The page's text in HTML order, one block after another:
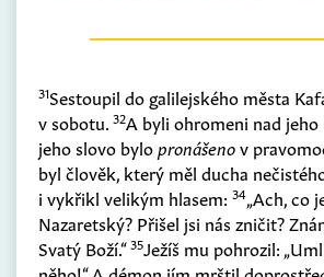
31Sestoupil do galilejského města
v sobotu. 32A byli ohromeni nad
jeho slovo bylopronášenov
byl člověk, který měl ducha
i vykřikl velikým hlasem: 34„Ach, co
Nazaretský? Přišel jsi nás zničit?
Svatý Boží.“35Ježíš mu pohrozil: